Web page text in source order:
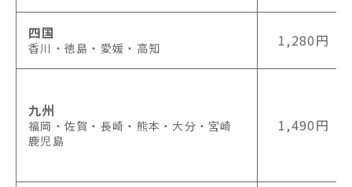
四国
香川・徳島・愛媛・高知 1,280円
九州
福岡・佐賀・長崎・熊本・大分・宮崎
鹿児島
1,490円